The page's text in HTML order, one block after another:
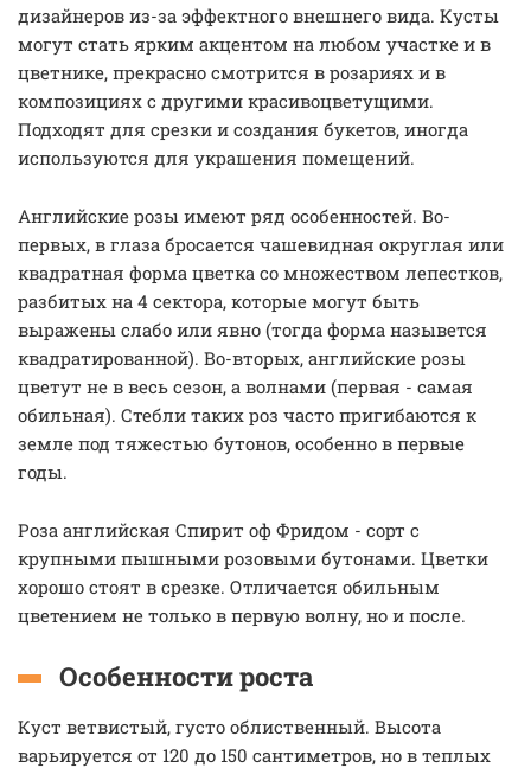
дизайнеров из-за эффектного внешнего вида. Кусты
могут стать ярким акцентом на любом участке и в
цветнике, прекрасно смотрится в розариях и в
композициях с другими красивоцветущими.
Подходят для срезки и создания букетов, иногда
используются для украшения помещений.
Английские розы имеют ряд особенностей. Во-
первых, в глаза бросается чашевидная округлая или
квадратная форма цветка со множеством лепестков,
разбитых на 4 сектора, которые могут быть
выражены слабо или явно (тогда форма назывется
квадратированной). Во-вторых, английские розы
цветут не в весь сезон, а волнами (первая - самая
обильная). Стебли таких роз часто пригибаются к
земле под тяжестью бутонов, особенно в первые
годы.
Роза английская Спирит оф Фридом - сорт с
крупными пышными розовыми бутонами. Цветки
хорошо стоят в срезке. Отличается обильным
цветением не только в первую волну, но и после.
Особенности роста
Куст ветвистый, густо облиственный. Высота
варьируется от 120 до 150 сантиметров, но в теплых